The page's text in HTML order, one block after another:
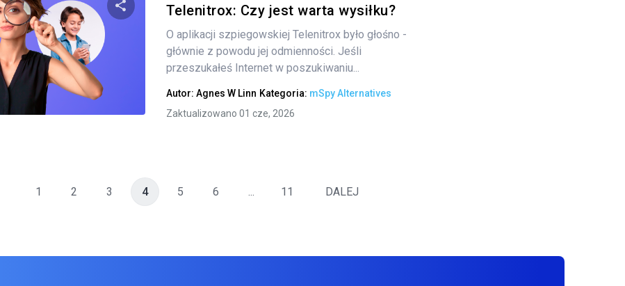
Udostępnij
Facebook Kopiuj link
Telenitrox: Czy jest warta wysiłku?
O aplikacji szpiegowskiej Telenitrox było głośno -
głównie z powodu jej odmienności. Jeśli
przeszukałeś Internet w poszukiwaniu...
Autor: Agnes W Linn Kategoria: mSpy Alternatives
Zaktualizowano 01 cze, 2026
1 2 3 4 5 6 ... 11 DALEJ